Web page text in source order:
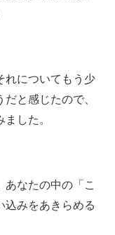
れについてもう少
と感じたので、
した。
なたの中の「こ
込みをあきらめる